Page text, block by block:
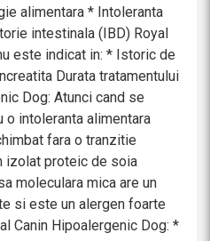
alimentara * Intoleranta
intestinala (IBD) Royal
este indicat in: * Istoric de
Durata tratamentului
Dog: Atunci cand se
intoleranta alimentara
fara o tranzitie
izolat proteic de soia
moleculara mica are un
si este un alergen foarte
Canin Hipoalergenic Dog: *